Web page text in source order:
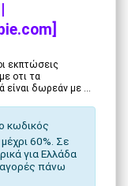
εκπτώσεις
οτι τα
δωρεάν με ...
κωδικός
60%. Σε
για Ελλάδα
πάνω